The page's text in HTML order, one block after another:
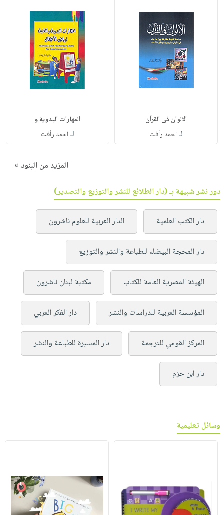
الالوان فى القرآن
لـ احمد رأفت
المهارات اليدوية و
لـ احمد رأفت
المزيد من البنود »
دور نشر شبيهة بـ (دار الطلائع للنشر والتوزيع والتصدير)
دار الكتب العلمية الدار العربية للعلوم ناشرون
دار المحجة البيضاء للطباعة والنشر والتوزيع
الهيئة المصرية العامة للكتاب مكتبة لبنان ناشرون
المؤسسة العربية للدراسات والنشر دار الفكر العربي
المركز القومي للترجمة دار المسيرة للطباعة والنشر
دار ابن حزم
وسائل تعليمية